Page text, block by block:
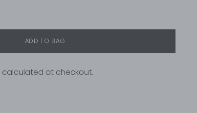
ADD TO BAG
calculated at checkout.